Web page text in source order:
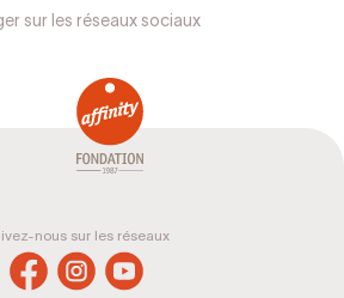
sur les réseaux sociaux
nous sur les réseaux